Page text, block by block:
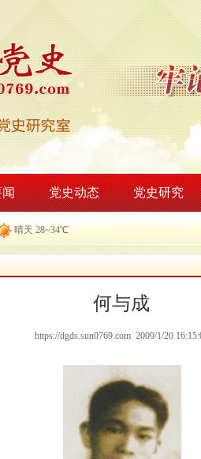
闻 党史动态 党史研究
晴天 28~34℃
何与成
https://dgds.sun0769.com 2009/1/20